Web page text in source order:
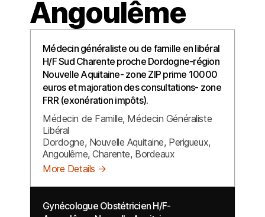
Angoulême
Médecin généraliste ou de famille en libéral
H/F Sud Charente proche Dordogne-région
Nouvelle Aquitaine- zone ZIP prime 10000
euros et majoration des consultations- zone
FRR (exonération impôts).
Médecin de Famille Médecin Généraliste
Libéral
Dordogne Nouvelle Aquitaine Perigueux
Angoulême Charente Bordeaux
More Details
Gynécologue Obstétricien H/F-